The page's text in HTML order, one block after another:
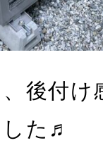
後付け
た♬